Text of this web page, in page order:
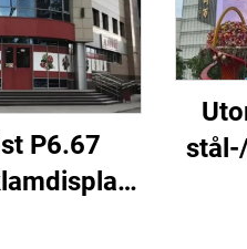
P6.67